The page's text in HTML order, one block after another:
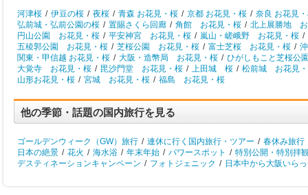
河津桜 / 伊豆の桜 / 夜桜 / 青森 お花見・桜 / 京都 お花見・桜 / 奈良 お花見
弘前城・弘前公園の桜 / 置賜さくら回廊 / 角館 お花見・桜 / 北上展勝地 お
円山公園 お花見・桜 / 平安神宮 お花見・桜 / 嵐山・嵯峨野 お花見・桜 /
五稜郭公園 お花見・桜 / 芝桜公園 お花見・桜 / 富士芝桜 お花見・桜 /
関東・甲信越 お花見・桜 / 大阪・造幣局 お花見・桜 / ひがしもこと芝桜公
大覚寺 お花見・桜 / 毘沙門堂 お花見・桜 / 上田城 桜 / 松前城 お花見
山形お花見・桜 / 宮城 お花見・桜 / 福島 お花見・桜
他の季節・話題の国内旅行を見る
ゴールデンウィーク（GW）旅行 / 連休に行く国内旅行・ツアー / 春休み旅行
日本の絶景 / 花火 / 海水浴 / 年末年始 / パワースポット / 特別公開・特別拝
デスティネーションキャンペーン / フォトジェニック / 日本中から大阪いら